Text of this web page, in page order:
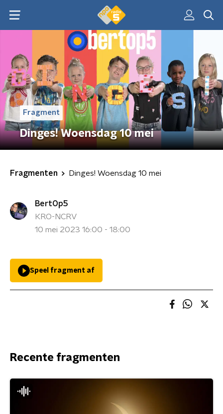
Fragment
Dinges! Woensdag 10 mei
Fragmenten Dinges! Woensdag 10 mei
BertOp5
KRO-NCRV
10 mei 2023 16:00 - 18:00
Speel fragment af
Recente fragmenten